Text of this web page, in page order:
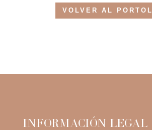
VOLVER AL
INFORMACIÓN LEGAL